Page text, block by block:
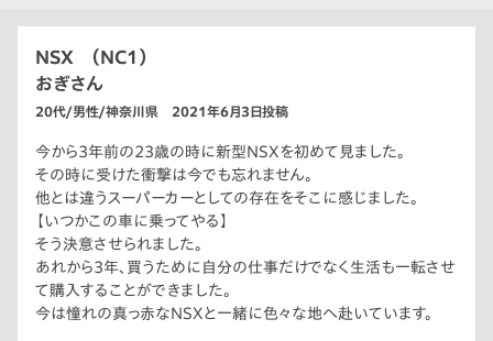
NSX （NC1）
おぎさん
20代/男性/神奈川県 2021年6月3日投稿
今から3年前の23歳の時に新型NSXを初めて見ました。
その時に受けた衝撃は今でも忘れません。
他とは違うスーパーカーとしての存在をそこに感じました。
【いつかこの車に乗ってやる】
そう決意させられました。
あれから3年、買うために自分の仕事だけでなく生活も一転させ
て購入することができました。
今は憧れの真っ赤なNSXと一緒に色々な地へ赴いています。